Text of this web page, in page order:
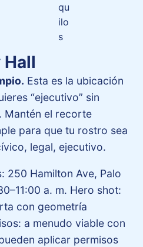
qu
ilo
s
Esta es la ubicación
“ejecutivo” sin
Mantén el recorte
para que tu rostro sea
legal, ejecutivo.
250 Hamilton Ave, Palo
a. m. Hero shot:
con geometría
a menudo viable con
aplicar permisos